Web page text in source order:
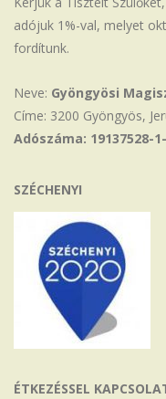
adójuk 1%-val, melyet
fordítunk.
Neve: Gyöngyösi
Címe: 3200 Gyöngyös,
Adószáma: 19137528-
SZÉCHENYI
ÉTKEZÉSSEL